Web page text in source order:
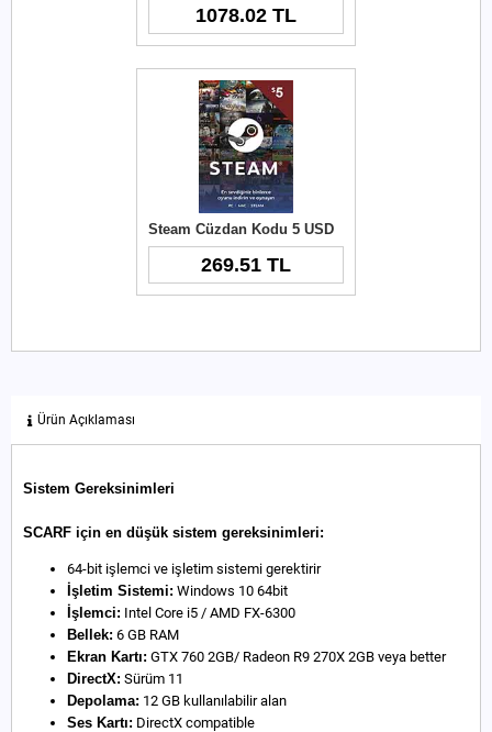
1078.02 TL
Steam Cüzdan Kodu 5 USD
269.51 TL
Ürün Açıklaması
Sistem Gereksinimleri
SCARF için en düşük sistem gereksinimleri:
64-bit işlemci ve işletim sistemi gerektirir
İşletim Sistemi: Windows 10 64bit
İşlemci: Intel Core i5 / AMD FX-6300
Bellek: 6 GB RAM
Ekran Kartı: GTX 760 2GB/ Radeon R9 270X 2GB veya better
DirectX: Sürüm 11
Depolama: 12 GB kullanılabilir alan
Ses Kartı: DirectX compatible